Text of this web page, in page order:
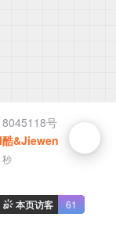
号
酷&Jiewen
秒
本页访客 61